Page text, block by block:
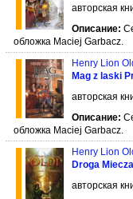
авторская
Описание:
обложка Maciej Garbacz.
Henry Lion
Mag z laski
авторская
Описание:
обложка Maciej Garbacz.
Henry Lion
Droga Miecza
авторская